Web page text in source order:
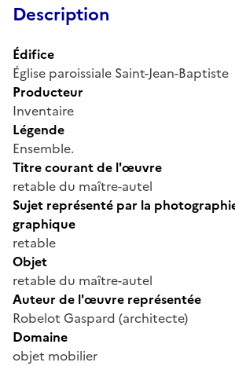
Description
Édifice
Église paroissiale Saint-Jean-Baptiste
Producteur
Inventaire
Légende
Ensemble.
Titre courant de l'œuvre
retable du maître-autel
Sujet représenté par la
graphique
retable
Objet
retable du maître-autel
Auteur de l'œuvre représentée
Robelot Gaspard (architecte)
Domaine
objet mobilier